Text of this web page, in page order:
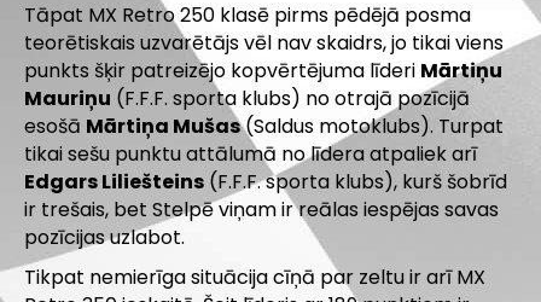
Tāpat MX Retro 250 klasē pirms pēdējā posma
teorētiskais uzvarētājs vēl nav skaidrs, jo tikai viens
punkts šķir patreizējo kopvērtējuma līderi Mārtiņu
Mauriņu (F.F.F. sporta klubs) no otrajā pozīcijā
esošā Mārtiņa Mušas(Saldus motoklubs). Turpat
tikai sešu punktu attālumā no līdera atpaliek arī
Edgars Liliešteins (F.F.F. sporta klubs), kurš šobrīd
ir trešais, bet Stelpē viņam ir reālas iespējas savas
pozīcijas uzlabot.
Tikpat nemierīga situācija cīņā par zeltu ir arī MX